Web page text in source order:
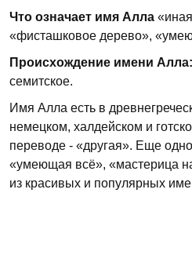
Что означает имя Алла
«фисташковое дерево»,
Происхождение имени Алла:
семитское.
Имя Алла есть в
немецком, халдейском и
переводе - «другая». Еще
«умеющая всё», «мастерица
из красивых и популярных